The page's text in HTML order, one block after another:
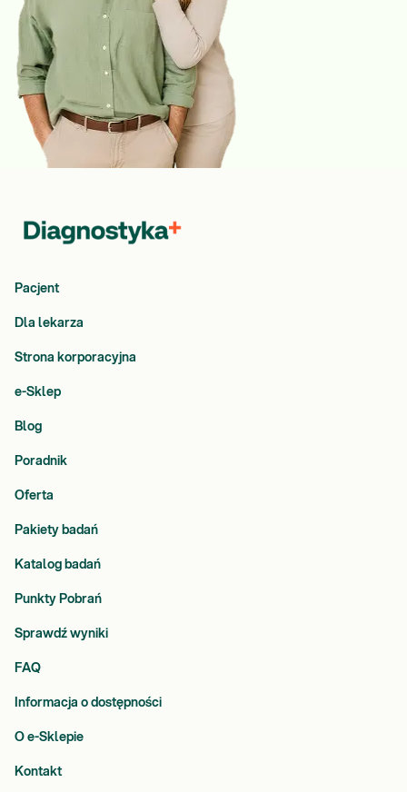
Pacjent
Dla lekarza
Strona korporacyjna
e-Sklep
Blog
Poradnik
Oferta
Pakiety badań
Katalog badań
Punkty Pobrań
Sprawdź wyniki
FAQ
Informacja o dostępności
O e-Sklepie
Kontakt